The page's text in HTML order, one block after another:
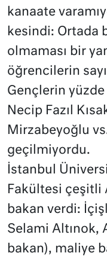
kanaate
kesindi: Ortada
olmaması bir
öğrencilerin
Gençlerin yüzde
Necip Fazıl
Mirzabeyoğlu
geçilmiyordu.
İstanbul
Fakültesi çeşitli
bakan verdi:
Selami Altınok,
bakan), maliye